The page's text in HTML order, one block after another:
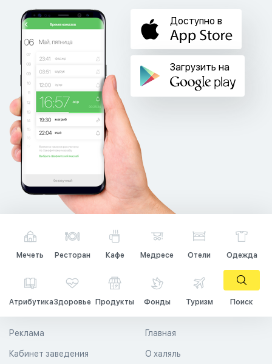
Доступно в
Загрузить на
Мечеть Ресторан Кафе Медресе Отели Одежда
АтрибутикаЗдоровье Продукты Фонды Туризм Поиск
Главная
О халяль
Реклама
Кабинет заведения